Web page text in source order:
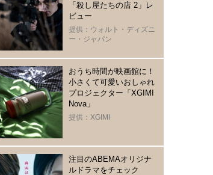
「殺し屋たちの店 2」レ
ビュー
提供：ウォルト・ディズニ
ー・ジャパン
おうち時間が映画館に！
小さくて可愛いおしゃれ
プロジェクター「XGIMI
Nova」
提供：XGIMI
注目のABEMAオリジナ
ルドラマをチェック